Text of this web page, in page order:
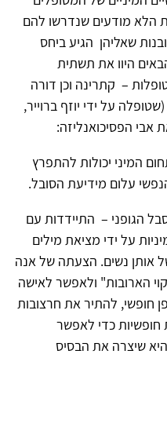
הלא מודעים שנדרשו להם
שאליהן הגיע ביחס
היוו את תשתית
– קתרינה וכן דורה
על ידי יוזף ברוייר,
אבי הפסיכואנליזה:
המיני יכולות להתפרץ
עלום מידיעת הסובל.
הגופני – התיידדות עם
על ידי מציאת מילים
אותן נשים. הצעתה של אנה
הארובות" ולאפשר לאישה
חופשי, להתיר את חרצובות
חופשיות כדי לאפשר
שיצרה את הבסיס